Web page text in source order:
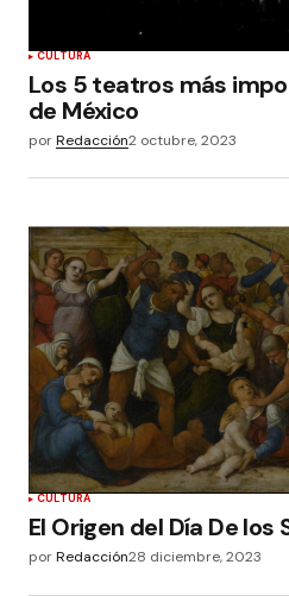
CULTURA
Los 5 teatros más
de México
porRedacción2 octubre, 2023
CULTURA
El Origen del Día De
porRedacción28 diciembre, 2023